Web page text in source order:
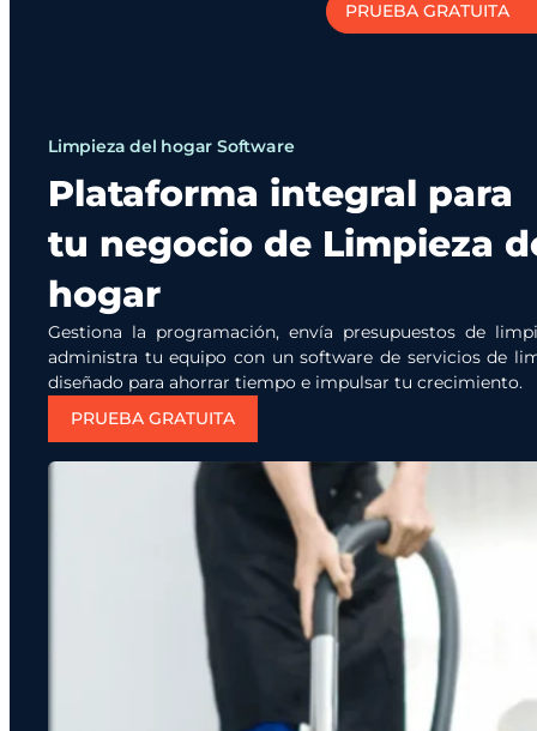
PRUEBA GRATUITA
Limpieza del hogar Software
Plataforma integral para
tu negocio de Limpieza
hogar
Gestiona la programación, envía presupuestos de
administra tu equipo con un software de servicios de
diseñado para ahorrar tiempo e impulsar tu crecimiento.
PRUEBA GRATUITA